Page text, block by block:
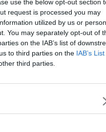
use the below opt-out section
request is processed you may
utilized by us or
You may separately opt-out of
on the IAB’s list of
to third parties on the IAB’s
third parties.